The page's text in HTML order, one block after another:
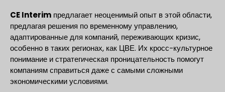
CE Interim предлагает неоценимый опыт в этой области,
предлагая решения по временному управлению,
адаптированные для компаний, переживающих кризис,
особенно в таких регионах, как ЦВЕ. Их кросс-культурное
понимание и стратегическая проницательность помогут
компаниям справиться даже с самыми сложными
экономическими условиями.